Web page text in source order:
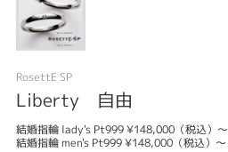
RosettE SP
Liberty 自由
結婚指輪 lady's Pt999 ¥148,000（税込）～
結婚指輪 men's Pt999 ¥148,000（税込）～